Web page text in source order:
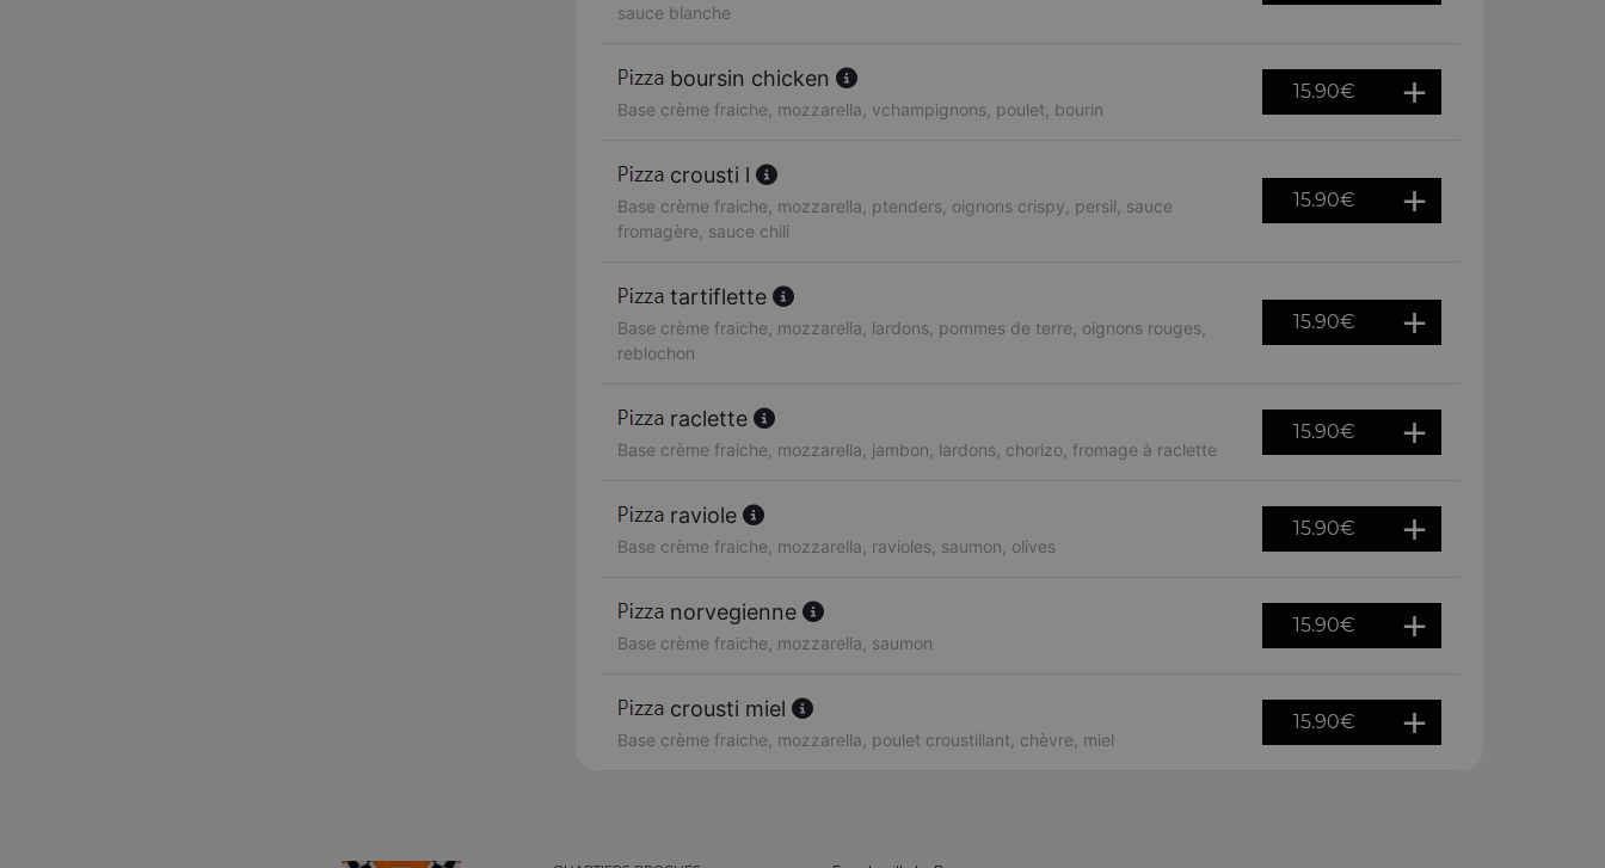
sauce blanche
boursin chicken
Base crème fraiche, mozzarella, vchampignons, poulet, bourin
15.90€
crousti l
Base crème fraiche, mozzarella, ptenders, oignons crispy, persil, sauce
fromagère, sauce chili
15.90€
tartiflette
Base crème fraiche, mozzarella, lardons, pommes de terre, oignons rouges,
reblochon
15.90€
raclette
Base crème fraiche, mozzarella, jambon, lardons, chorizo, fromage à raclette
15.90€
raviole
Base crème fraiche, mozzarella, ravioles, saumon, olives
15.90€
norvegienne
Base crème fraiche, mozzarella, saumon
15.90€
crousti miel
Base crème fraiche, mozzarella, poulet croustillant, chèvre, miel
15.90€